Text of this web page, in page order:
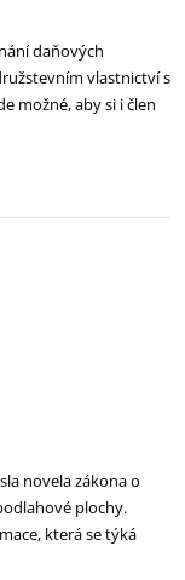
daňových
vlastnictví s
možné, aby si i člen
novela zákona o
plochy.
která se týká